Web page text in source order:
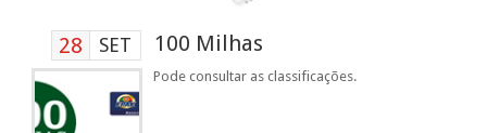
28 SET 100 Milhas
Pode consultar as classificações.